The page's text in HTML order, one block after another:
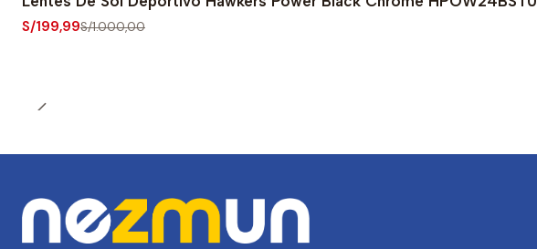
-80% OFF
S/199,99S/1.000,00